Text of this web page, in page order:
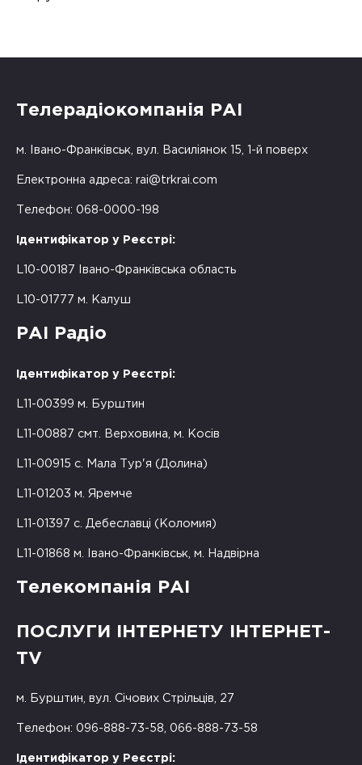
Телерадіокомпанія РАІ
м. Івано-Франківськ, вул. Василіянок 15, 1-й поверх
Електронна адреса: rai@trkrai.com
Телефон: 068-0000-198
Ідентифікатор у Реєстрі:
L10-00187 Івано-Франківська область
L10-01777 м. Калуш
РАІ Радіо
Ідентифікатор у Реєстрі:
L11-00399 м. Бурштин
L11-00887 смт. Верховина, м. Косів
L11-00915 с. Мала Тур'я (Долина)
L11-01203 м. Яремче
L11-01397 с. Дебеславці (Коломия)
L11-01868 м. Івано-Франківськ, м. Надвірна
Телекомпанія РАІ
ПОСЛУГИ ІНТЕРНЕТУ ІНТЕРНЕТ-
TV
м. Бурштин, вул. Січових Стрільців, 27
Телефон: 096-888-73-58, 066-888-73-58
Ідентифікатор у Реєстрі: